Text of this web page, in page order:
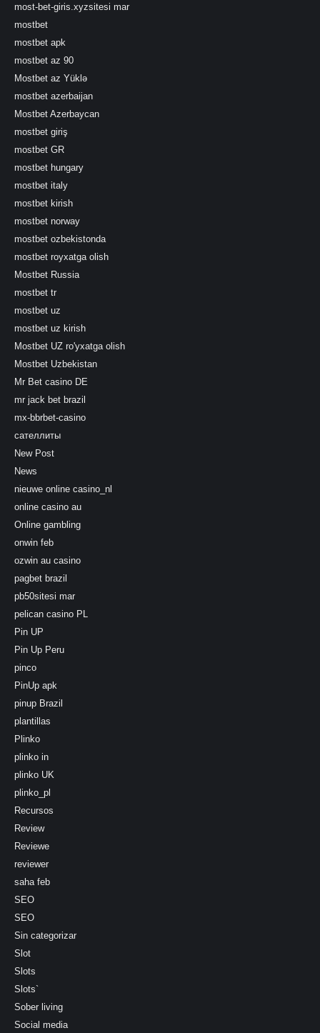
most-bet-giris.xyzsitesi mar
mostbet
mostbet apk
mostbet az 90
Mostbet az Yüklə
mostbet azerbaijan
Mostbet Azerbaycan
mostbet giriş
mostbet GR
mostbet hungary
mostbet italy
mostbet kirish
mostbet norway
mostbet ozbekistonda
mostbet royxatga olish
Mostbet Russia
mostbet tr
mostbet uz
mostbet uz kirish
Mostbet UZ ro'yxatga olish
Mostbet Uzbekistan
Mr Bet casino DE
mr jack bet brazil
mx-bbrbet-casino
сателлиты
New Post
News
nieuwe online casino_nl
online casino au
Online gambling
onwin feb
ozwin au casino
pagbet brazil
pb50sitesi mar
pelican casino PL
Pin UP
Pin Up Peru
pinco
PinUp apk
pinup Brazil
plantillas
Plinko
plinko in
plinko UK
plinko_pl
Recursos
Review
Reviewe
reviewer
saha feb
SEO
SEO
Sin categorizar
Slot
Slots
Slots`
Sober living
Social media